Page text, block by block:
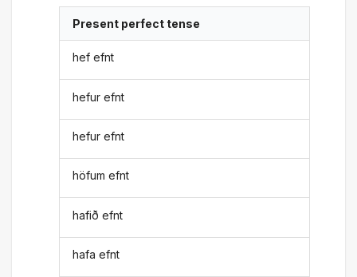
Present perfect tense
hef efnt
hefur efnt
hefur efnt
höfum efnt
hafið efnt
hafa efnt